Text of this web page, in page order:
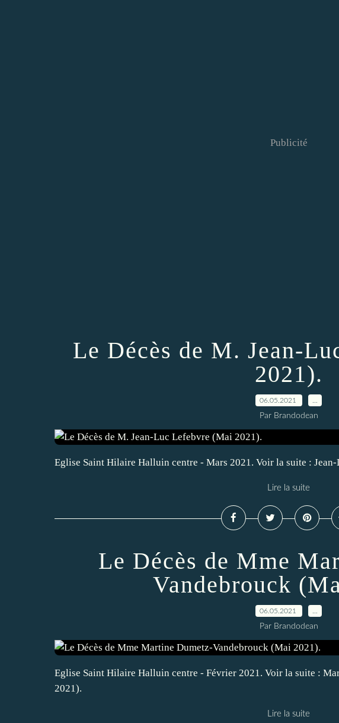
Publicité
Le Décès de M. Jean-
2021).
06.05.2021
Par Brandodean
Eglise Saint Hilaire Halluin centre - Mars 2021. Voir la suite :
Lire la suite
Le Décès de Mme
Vandebrouck
06.05.2021
Par Brandodean
Eglise Saint Hilaire Halluin centre - Février 2021. Voir la suite :
2021).
Lire la suite